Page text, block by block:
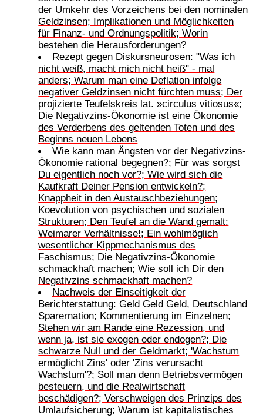
der Umkehr des Vorzeichens bei den nominalen
Geldzinsen; Implikationen und Möglichkeiten
für Finanz- und Ordnungspolitik; Worin
bestehen die Herausforderungen?
Rezept gegen Diskursneurosen: "Was ich
nicht weiß, macht mich nicht heiß" - mal
anders; Warum man eine Deflation infolge
negativer Geldzinsen nicht fürchten muss; Der
projizierte Teufelskreis lat. »circulus vitiosus«;
Die Negativzins-Ökonomie ist eine Ökonomie
des Verderbens des geltenden Toten und des
Beginns neuen Lebens
Wie kann man Ängsten vor der Negativzins-
Ökonomie rational begegnen?; Für was sorgst
Du eigentlich noch vor?; Wie wird sich die
Kaufkraft Deiner Pension entwickeln?;
Knappheit in den Austauschbeziehungen;
Koevolution von psychischen und sozialen
Strukturen; Den Teufel an die Wand gemalt:
Weimarer Verhältnisse!; Ein wohlmöglich
wesentlicher Kippmechanismus des
Faschismus; Die Negativzins-Ökonomie
schmackhaft machen; Wie soll ich Dir den
Negativzins schmackhaft machen?
Nachweis der Einseitigkeit der
Berichterstattung: Geld Geld Geld, Deutschland
Sparernation; Kommentierung im Einzelnen;
Stehen wir am Rande eine Rezession, und
wenn ja, ist sie exogen oder endogen?; Die
schwarze Null und der Geldmarkt; 'Wachstum
ermöglicht Zins' oder 'Zins verursacht
Wachstum'?; Soll man denn Betriebsvermögen
besteuern, und die Realwirtschaft
beschädigen?; Verschweigen des Prinzips des
Umlaufsicherung; Warum ist kapitalistisches